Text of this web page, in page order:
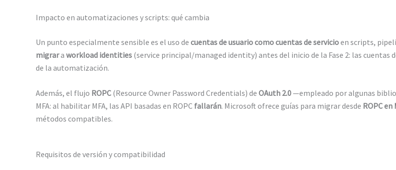
Impacto en automatizaciones y scripts: qué cambia
Un punto especialmente sensible es el uso de cuentas de usuario como cuentas de servicioen scripts,
migrara workload identities (service principal/managed identity) antes del inicio de la Fase 2: las cuentas
de la automatización.
Además, el flujo ROPC (Resource Owner Password Credentials) de OAuth 2.0—empleado por algunas
MFA: al habilitar MFA, las API basadas en ROPC fallarán. Microsoft ofrece guías para migrar desde ROPC en
métodos compatibles.
Requisitos de versión y compatibilidad